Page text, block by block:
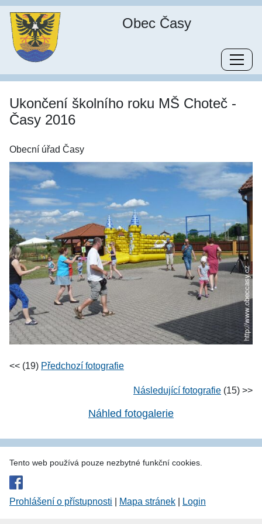
Obec Časy
Ukončení školního roku MŠ Choteč -
Časy 2016
Obecní úřad Časy
<< (19) Předchozí fotografie
Následující fotografie (15) >>
Náhled fotogalerie
Tento web používá pouze nezbytné funkční cookies.
Prohlášení o přístupnosti Mapa stránek Login